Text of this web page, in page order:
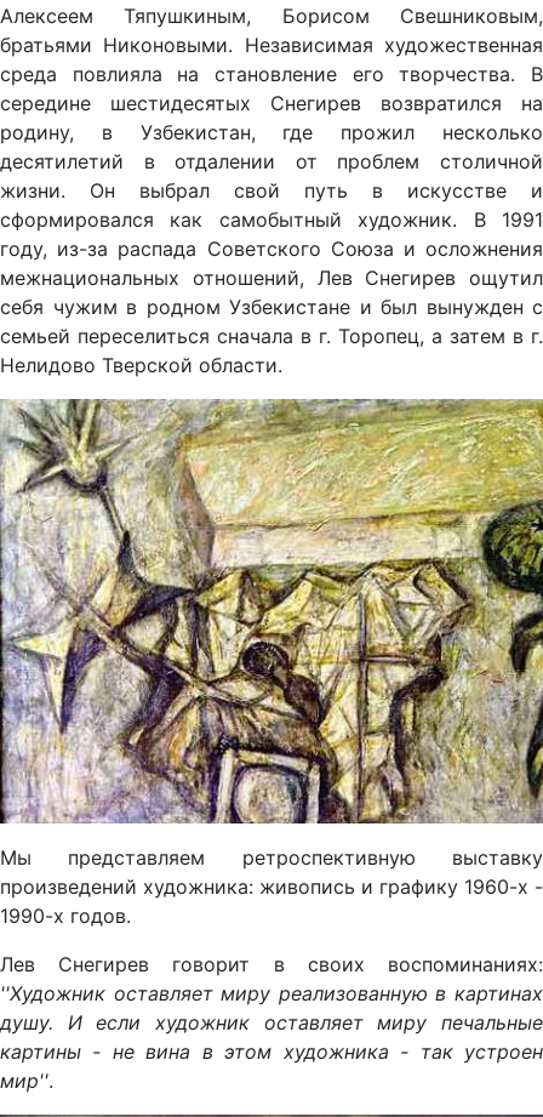
Алексеем Тяпушкиным, Борисом Свешниковым,
братьями Никоновыми. Независимая художественная
среда повлияла на становление его творчества. В
середине шестидесятых Снегирев возвратился на
родину, в Узбекистан, где прожил несколько
десятилетий в отдалении от проблем столичной
жизни. Он выбрал свой путь в искусстве и
сформировался как самобытный художник. В 1991
году, из-за распада Советского Союза и осложнения
межнациональных отношений, Лев Снегирев ощутил
себя чужим в родном Узбекистане и был вынужден с
семьей переселиться сначала в г. Торопец, а затем в г.
Нелидово Тверской области.
Мы представляем ретроспективную выставку
произведений художника: живопись и графику 1960-х -
1990-х годов.
Лев Снегирев говорит в своих воспоминаниях:
''Художник оставляет миру реализованную в картинах
душу. И если художник оставляет миру печальные
картины - не вина в этом художника - так устроен
мир''.